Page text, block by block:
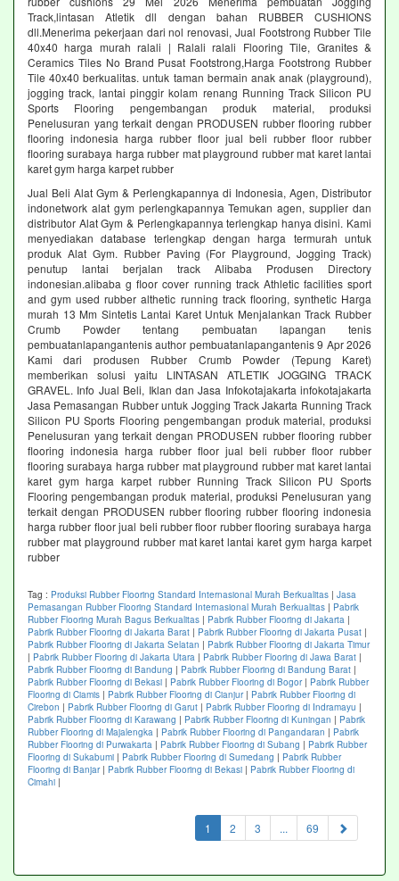
Track,lintasan Atletik dll dengan bahan RUBBER CUSHIONS
dll.Menerima pekerjaan dari nol renovasi, Jual Footstrong Rubber Tile
40x40 harga murah ralali | Ralali ralali Flooring Tile, Granites &
Ceramics Tiles No Brand Pusat Footstrong,Harga Footstrong Rubber
Tile 40x40 berkualitas. untuk taman bermain anak anak (playground),
jogging track, lantai pinggir kolam renang Running Track Silicon PU
Sports Flooring pengembangan produk material, produksi
Penelusuran yang terkait dengan PRODUSEN rubber flooring rubber
flooring indonesia harga rubber floor jual beli rubber floor rubber
flooring surabaya harga rubber mat playground rubber mat karet lantai
karet gym harga karpet rubber
Jual Beli Alat Gym & Perlengkapannya di Indonesia, Agen, Distributor
indonetwork alat gym perlengkapannya Temukan agen, supplier dan
distributor Alat Gym & Perlengkapannya terlengkap hanya disini. Kami
menyediakan database terlengkap dengan harga termurah untuk
produk Alat Gym. Rubber Paving (For Playground, Jogging Track)
penutup lantai berjalan track Alibaba Produsen Directory
indonesian.alibaba g floor cover running track Athletic facilities sport
and gym used rubber althetic running track flooring, synthetic Harga
murah 13 Mm Sintetis Lantai Karet Untuk Menjalankan Track Rubber
Crumb Powder tentang pembuatan lapangan tenis
pembuatanlapangantenis author pembuatanlapangantenis 9 Apr 2026
Kami dari produsen Rubber Crumb Powder (Tepung Karet)
memberikan solusi yaitu LINTASAN ATLETIK JOGGING TRACK
GRAVEL. Info Jual Beli, Iklan dan Jasa Infokotajakarta infokotajakarta
Jasa Pemasangan Rubber untuk Jogging Track Jakarta Running Track
Silicon PU Sports Flooring pengembangan produk material, produksi
Penelusuran yang terkait dengan PRODUSEN rubber flooring rubber
flooring indonesia harga rubber floor jual beli rubber floor rubber
flooring surabaya harga rubber mat playground rubber mat karet lantai
karet gym harga karpet rubber Running Track Silicon PU Sports
Flooring pengembangan produk material, produksi Penelusuran yang
terkait dengan PRODUSEN rubber flooring rubber flooring indonesia
harga rubber floor jual beli rubber floor rubber flooring surabaya harga
rubber mat playground rubber mat karet lantai karet gym harga karpet
rubber
Tag : Produksi Rubber Flooring Standard Internasional Murah Berkualitas | Jasa
Pemasangan Rubber Flooring Standard Internasional Murah Berkualitas | Pabrik
Rubber Flooring Murah Bagus Berkualitas | Pabrik Rubber Flooring di Jakarta |
Pabrik Rubber Flooring di Jakarta Barat | Pabrik Rubber Flooring di Jakarta Pusat |
Pabrik Rubber Flooring di Jakarta Selatan | Pabrik Rubber Flooring di Jakarta Timur
| Pabrik Rubber Flooring di Jakarta Utara | Pabrik Rubber Flooring di Jawa Barat |
Pabrik Rubber Flooring di Bandung | Pabrik Rubber Flooring di Bandung Barat |
Pabrik Rubber Flooring di Bekasi | Pabrik Rubber Flooring di Bogor| Pabrik Rubber
Flooring di Ciamis | Pabrik Rubber Flooring di Cianjur| Pabrik Rubber Flooring di
Cirebon | Pabrik Rubber Flooring di Garut | Pabrik Rubber Flooring di Indramayu |
Pabrik Rubber Flooring di Karawang | Pabrik Rubber Flooring di Kuningan | Pabrik
Rubber Flooring di Majalengka | Pabrik Rubber Flooring di Pangandaran | Pabrik
Rubber Flooring di Purwakarta | Pabrik Rubber Flooring di Subang | Pabrik Rubber
Flooring di Sukabumi | Pabrik Rubber Flooring di Sumedang | Pabrik Rubber
Flooring di Banjar| Pabrik Rubber Flooring di Bekasi | Pabrik Rubber Flooring di
Cimahi |
1 (current)
2 3 ... 69